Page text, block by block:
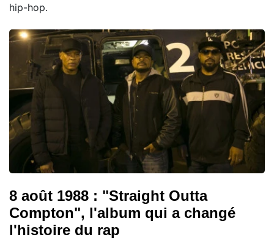
hip-hop.
8 août 1988 : "Straight Outta
Compton", l'album qui a changé
l'histoire du rap